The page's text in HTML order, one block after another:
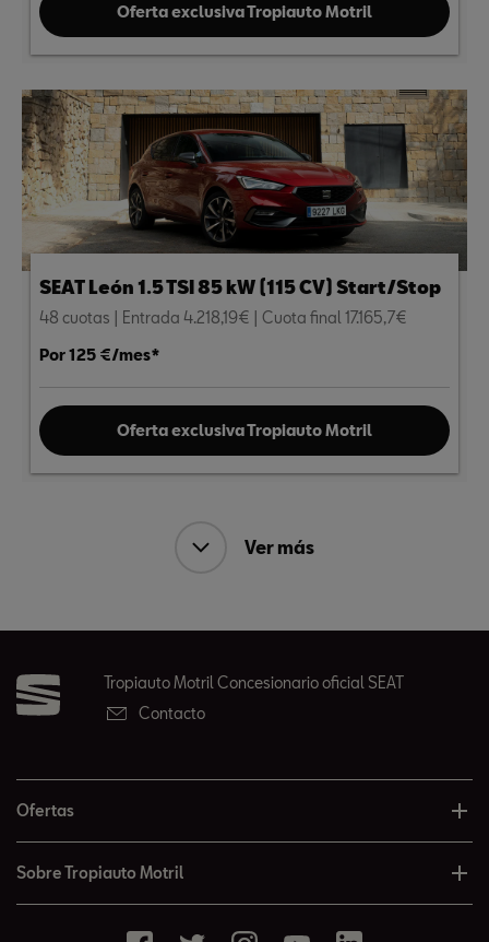
Oferta exclusiva Tropiauto Motril
SEAT León 1.5 TSI 85 kW (115 CV) Start/Stop
48 cuotas | Entrada 4.218,19€ | Cuota final 17.165,7€
Por 125 €/mes*
Oferta exclusiva Tropiauto Motril
Ver más
Tropiauto Motril Concesionario oficial SEAT
Contacto
Ofertas
Sobre Tropiauto Motril